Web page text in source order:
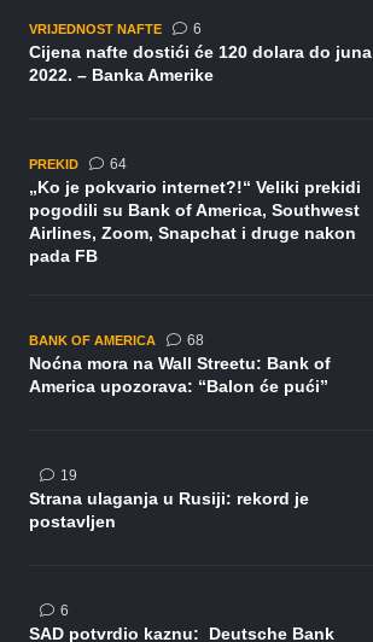
VRIJEDNOST NAFTE 6komentara
Cijena nafte dostići će 120 dolara do juna
2022. – Banka Amerike
PREKID 64komentara
„Ko je pokvario internet?!“ Veliki prekidi
pogodili su Bank of America, Southwest
Airlines, Zoom, Snapchat i druge nakon
pada FB
BANK OF AMERICA 68komentara
Noćna mora na Wall Streetu: Bank of
America upozorava: “Balon će pući”
19komentara
Strana ulaganja u Rusiji: rekord je
postavljen
6komentara
SAD potvrdio kaznu: Deutsche Bank